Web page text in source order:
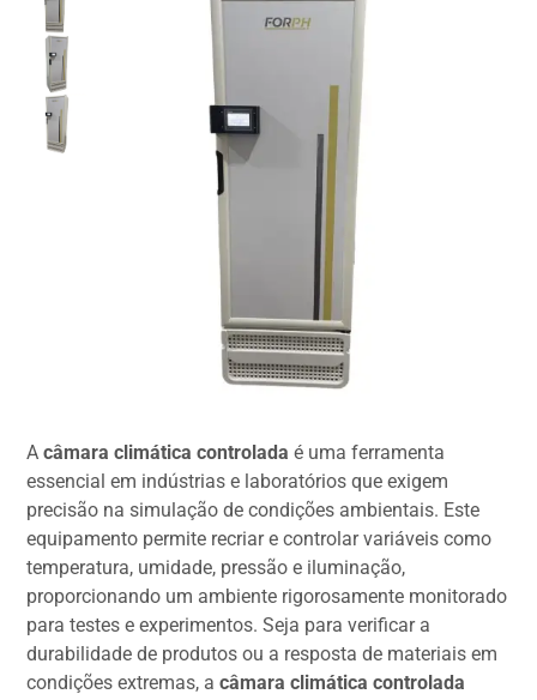
Acâmara climática controlada é uma ferramenta
essencial em indústrias e laboratórios que exigem
precisão na simulação de condições ambientais. Este
equipamento permite recriar e controlar variáveis como
temperatura, umidade, pressão e iluminação,
proporcionando um ambiente rigorosamente monitorado
para testes e experimentos. Seja para verificar a
durabilidade de produtos ou a resposta de materiais em
condições extremas, acâmara climática controlada